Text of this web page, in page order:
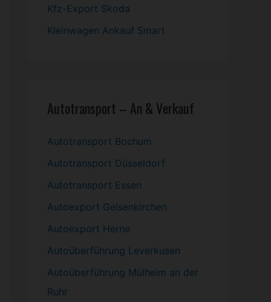
Kfz-Export Skoda
Kleinwagen Ankauf Smart
Autotransport – An & Verkauf
Autotransport Bochum
Autotransport Düsseldorf
Autotransport Essen
Autoexport Gelsenkirchen
Autoexport Herne
Autoüberführung Leverkusen
Autoüberführung Mülheim an der
Ruhr